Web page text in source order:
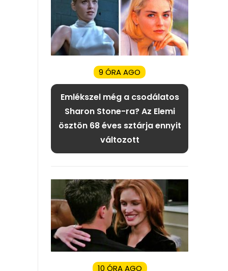
9 ÓRA AGO
Emlékszel még a csodálatos
Sharon Stone-ra? Az Elemi
ösztön 68 éves sztárja ennyit
változott
10 ÓRA AGO